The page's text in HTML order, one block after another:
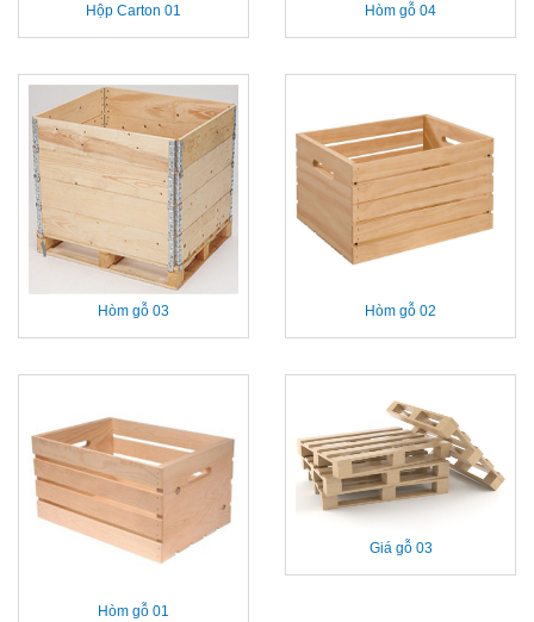
Hộp Carton 01 Hòm gỗ 04
Hòm gỗ 03 Hòm gỗ 02
Hòm gỗ 01
Giá gỗ 03